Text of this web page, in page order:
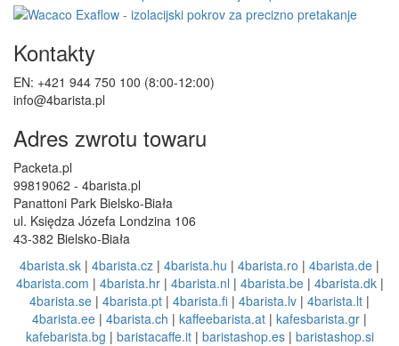
Kontakty
EN: +421 944 750 100 (8:00-12:00)
info@4barista.pl
Adres zwrotu towaru
Packeta.pl
99819062 - 4barista.pl
Panattoni Park Bielsko-Biała
ul. Księdza Józefa Londzina 106
43-382 Bielsko-Biała
4barista.sk | 4barista.cz | 4barista.hu | 4barista.ro | 4barista.de |
4barista.com | 4barista.hr| 4barista.nl | 4barista.be| 4barista.dk|
4barista.se | 4barista.pt | 4barista.fi | 4barista.lv | 4barista.lt |
4barista.ee | 4barista.ch | kaffeebarista.at | kafesbarista.gr |
kafebarista.bg | baristacaffe.it| baristashop.es| baristashop.si